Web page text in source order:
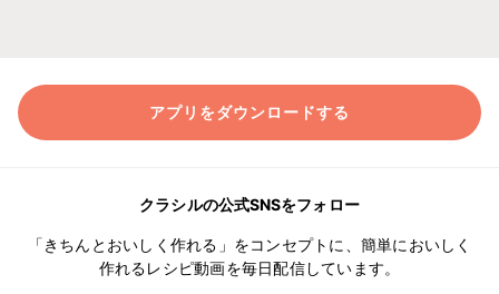
アプリをダウンロードする
クラシルの公式SNSをフォロー
「きちんとおいしく作れる」をコンセプトに、簡単においしく
作れるレシピ動画を毎日配信しています。